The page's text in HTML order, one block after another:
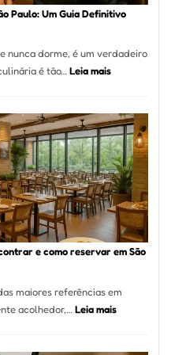
à
Vila
da
Paulo: Um Guia Definitivo
nunca dorme, é um verdadeiro
é tão… Leia mais:
Melhores
Restaurantes
em
São
Paulo:
Um
Guia
Definitivo
Alta
Gastronomia
e como reservar em São
maiores referências em
acolhedor,… Leia mais: